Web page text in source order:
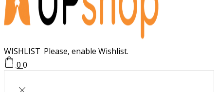
WISHLIST Please, enable Wishlist.
00